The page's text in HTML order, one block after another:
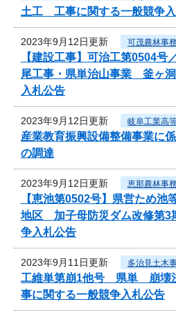
土工 工事に関する一般競争
2023年9月12日更新 可茂農林事
【建設工事】可治工第0504
尾工事・県単治山事業 釜ヶ
入札公告
2023年9月12日更新 岐阜工業高
産業教育振興設備整備事業に
の調達
2023年9月12日更新 恵那農林事
【恵池第0502号】県営ため
地区 加子母防災ダム改修第3
争入札公告
2023年9月11日更新 多治見土木
工維単第崩1他号 県単 崩壊
事に関する一般競争入札公告